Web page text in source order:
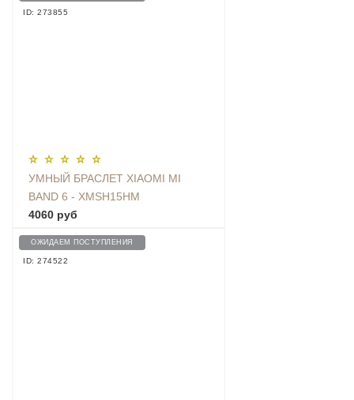
ID: 273855
УМНЫЙ БРАСЛЕТ XIAOMI MI
BAND 6 - XMSH15HM
4060 руб
ОЖИДАЕМ ПОСТУПЛЕНИЯ
ID: 274522